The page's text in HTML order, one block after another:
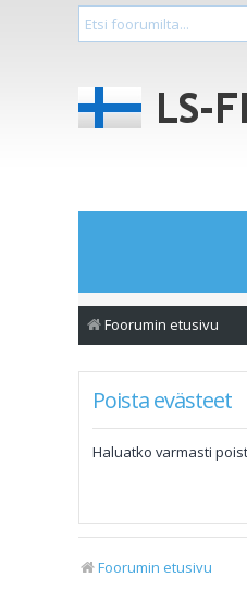
Foorumin etusivu
Poista evästeet
Haluatko varmasti
Foorumin etusivu